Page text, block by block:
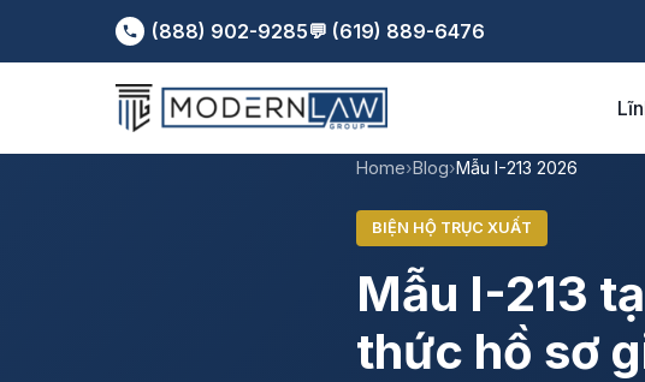
(888) 902-9285💬 (619) 889-6476
Home›Blog›Mẫu I-213 2026
BIỆN HỘ TRỤC XUẤT
Mẫu I-213
thức hồ sơ